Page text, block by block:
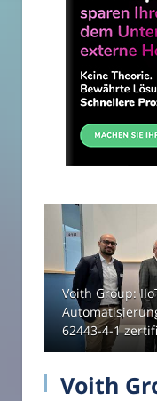
Voith Group:
62443-4-1
Voith